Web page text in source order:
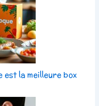
est la meilleure box